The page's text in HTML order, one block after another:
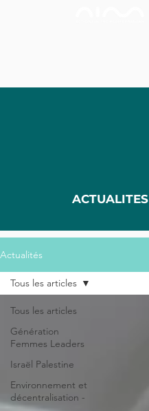
ACTUALITES
Actualités
Tous les articles
Génération
Femmes Leaders
Israël Palestine
Environnement et
décentralisation -
Tous les articles